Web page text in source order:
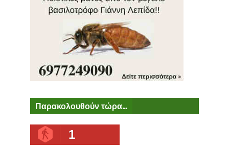
Παρακολουθούν τώρα...
1